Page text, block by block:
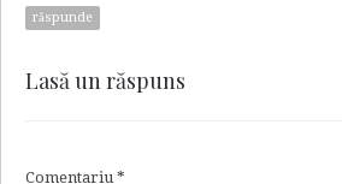
răspunde
Lasă un răspuns
Comentariu *